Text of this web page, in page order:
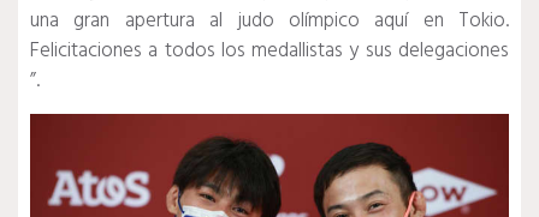
una gran apertura al judo olímpico aquí en Tokio.
Felicitaciones a todos los medallistas y sus delegaciones
”.